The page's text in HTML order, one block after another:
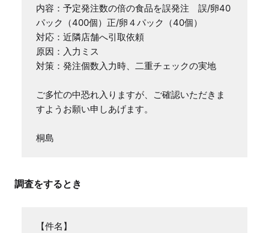
内容：予定発注数の倍の食品を誤発注　誤/卵40
パック（400個）正/卵４パック（40個）
対応：近隣店舗へ引取依頼
原因：入力ミス
対策：発注個数入力時、二重チェックの実地
ご多忙の中恐れ入りますが、ご確認いただきま
すようお願い申しあげます。
桐島
調査をするとき
【件名】